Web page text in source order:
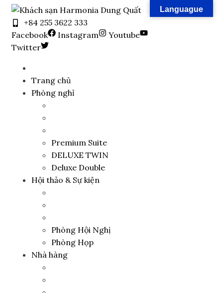
Skip
to
content
+84 255 3622 333
Facebook
Instagram
Youtube
Twitter
Trang chủ
Phòng nghỉ
Premium Suite
DELUXE TWIN
Deluxe Double
Hội thảo & Sự kiện
Phòng Hội Nghị
Phòng Họp
Nhà hàng
Languague